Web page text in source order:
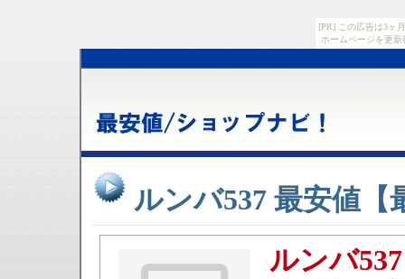
[PR] この広告は3ヶ
ホームページを更
ルンバ537 最安値
ルンバ